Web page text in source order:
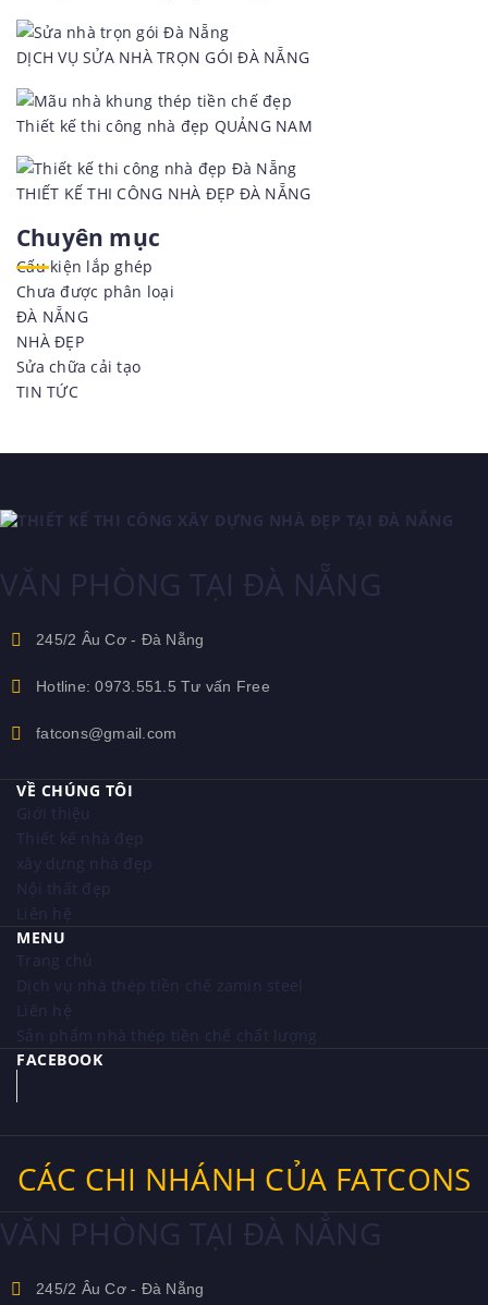
DỊCH VỤ SỬA NHÀ TRỌN GÓI ĐÀ NẴNG
Thiết kế thi công nhà đẹp QUẢNG NAM
THIẾT KẾ THI CÔNG NHÀ ĐẸP ĐÀ NẴNG
Chuyên mục
Cấu kiện lắp ghép
Chưa được phân loại
ĐÀ NẴNG
NHÀ ĐẸP
Sửa chữa cải tạo
TIN TỨC
VĂN PHÒNG TẠI ĐÀ NẴNG
245/2 Âu Cơ - Đà Nẵng
Hotline: 0973.551.5 Tư vấn Free
fatcons@gmail.com
VỀ CHÚNG TÔI
Giới thiệu
Thiết kế nhà đẹp
xây dựng nhà đẹp
Nội thất đẹp
Liên hệ
MENU
Trang chủ
Dịch vụ nhà thép tiền chế zamin steel
Liên hệ
Sản phẩm nhà thép tiền chế chất lượng
FACEBOOK
CÁC CHI NHÁNH CỦA FATCONS
VĂN PHÒNG TẠI ĐÀ NẲNG
245/2 Âu Cơ - Đà Nẵng